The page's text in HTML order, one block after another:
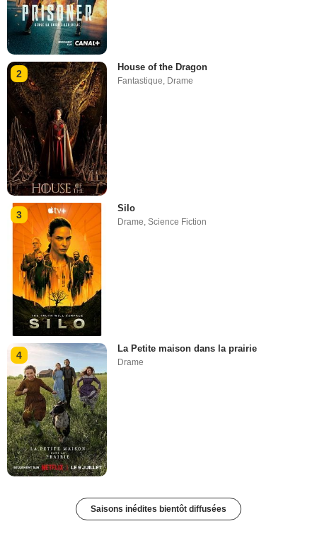
2
House of the Dragon
Fantastique, Drame
3
Silo
Drame ,Science Fiction
4
La Petite maison dans la prairie
Drame
Saisons inédites bientôt diffusées